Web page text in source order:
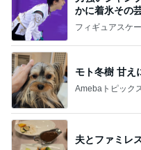
かに着氷その
なす
フィギュアスケ
モト冬樹 甘え
Amebaトピック
夫とファミレ